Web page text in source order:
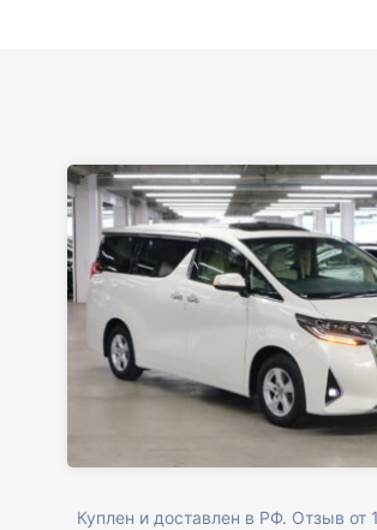
Куплен и доставлен в РФ. Отзыв от